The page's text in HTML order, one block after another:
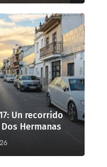
Un recorrido
Hermanas